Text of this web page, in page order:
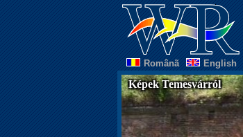
Românã English
Képek Temesvárról